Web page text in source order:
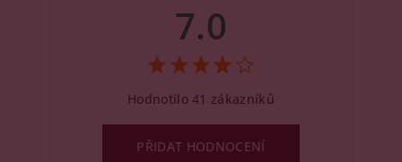
7.0
Hodnotilo 41 zákazníků
PŘIDAT HODNOCENÍ